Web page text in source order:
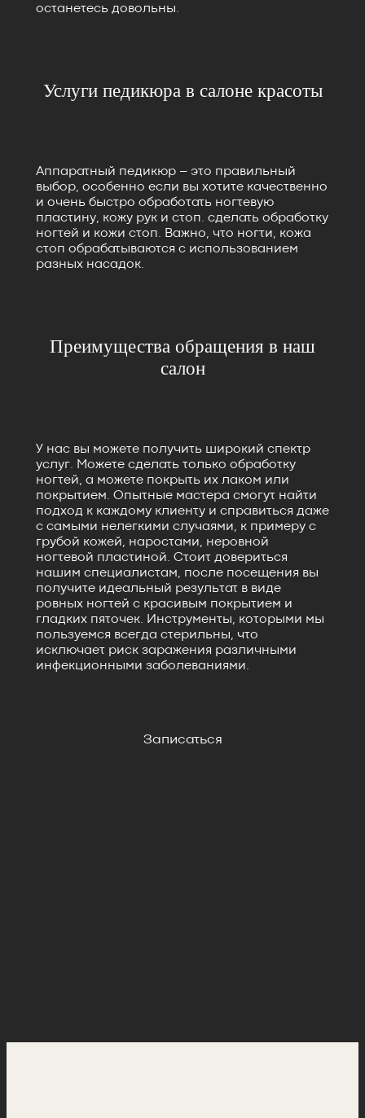
останетесь довольны.
Услуги педикюра в салоне красоты
Аппаратный педикюр – это правильный
выбор, особенно если вы хотите качественно
и очень быстро обработать ногтевую
пластину, кожу рук и стоп. сделать обработку
ногтей и кожи стоп. Важно, что ногти, кожа
стоп обрабатываются с использованием
разных насадок.
Преимущества обращения в наш
салон
У нас вы можете получить широкий спектр
услуг. Можете сделать только обработку
ногтей, а можете покрыть их лаком или
покрытием. Опытные мастера смогут найти
подход к каждому клиенту и справиться даже
с самыми нелегкими случаями, к примеру с
грубой кожей, наростами, неровной
ногтевой пластиной. Стоит довериться
нашим специалистам, после посещения вы
получите идеальный результат в виде
ровных ногтей с красивым покрытием и
гладких пяточек. Инструменты, которыми мы
пользуемся всегда стерильны, что
исключает риск заражения различными
инфекционными заболеваниями.
Записаться